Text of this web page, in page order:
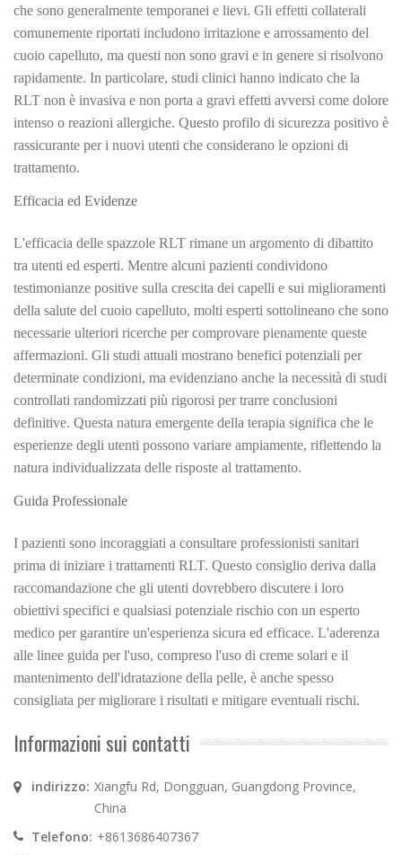
che sono generalmente temporanei e lievi. Gli effetti collaterali
comunemente riportati includono irritazione e arrossamento del
cuoio capelluto, ma questi non sono gravi e in genere si risolvono
rapidamente. In particolare, studi clinici hanno indicato che la
RLT non è invasiva e non porta a gravi effetti avversi come dolore
intenso o reazioni allergiche. Questo profilo di sicurezza positivo è
rassicurante per i nuovi utenti che considerano le opzioni di
trattamento.
Efficacia ed Evidenze
L'efficacia delle spazzole RLT rimane un argomento di dibattito
tra utenti ed esperti. Mentre alcuni pazienti condividono
testimonianze positive sulla crescita dei capelli e sui miglioramenti
della salute del cuoio capelluto, molti esperti sottolineano che sono
necessarie ulteriori ricerche per comprovare pienamente queste
affermazioni. Gli studi attuali mostrano benefici potenziali per
determinate condizioni, ma evidenziano anche la necessità di studi
controllati randomizzati più rigorosi per trarre conclusioni
definitive. Questa natura emergente della terapia significa che le
esperienze degli utenti possono variare ampiamente, riflettendo la
natura individualizzata delle risposte al trattamento.
Guida Professionale
I pazienti sono incoraggiati a consultare professionisti sanitari
prima di iniziare i trattamenti RLT. Questo consiglio deriva dalla
raccomandazione che gli utenti dovrebbero discutere i loro
obiettivi specifici e qualsiasi potenziale rischio con un esperto
medico per garantire un'esperienza sicura ed efficace. L'aderenza
alle linee guida per l'uso, compreso l'uso di creme solari e il
mantenimento dell'idratazione della pelle, è anche spesso
consigliata per migliorare i risultati e mitigare eventuali rischi.
Informazioni sui contatti
indirizzo: Xiangfu Rd, Dongguan, Guangdong Province,
China
Telefono: +8613686407367